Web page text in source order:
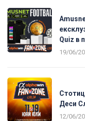
Quiz в
19/06/
Деси
12/06/